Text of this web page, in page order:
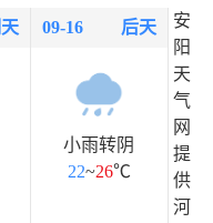
09-16 后天
小雨转阴
22~26℃
安
阳
天
气
网
提
供
河